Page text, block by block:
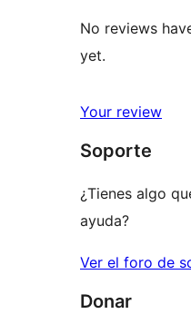
No reviews
yet.
Your review
Soporte
¿Tienes algo
ayuda?
Ver el foro de
Donar